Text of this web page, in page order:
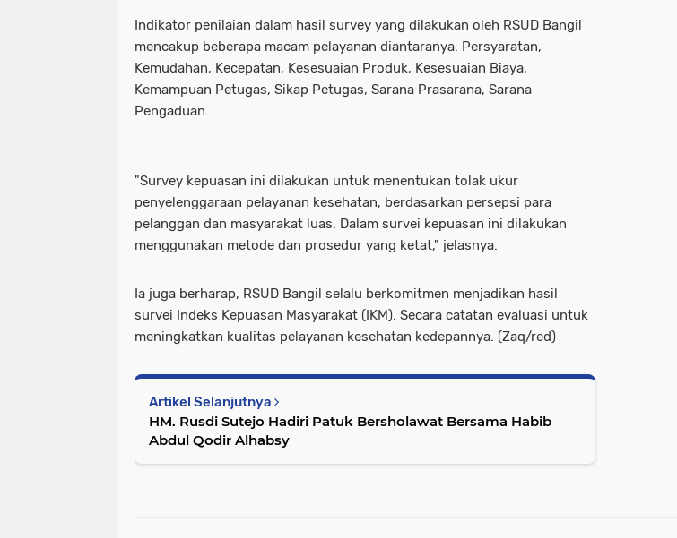
Indikator penilaian dalam hasil survey yang dilakukan oleh RSUD Bangil
mencakup beberapa macam pelayanan diantaranya. Persyaratan,
Kemudahan, Kecepatan, Kesesuaian Produk, Kesesuaian Biaya,
Kemampuan Petugas, Sikap Petugas, Sarana Prasarana, Sarana
Pengaduan.
"Survey kepuasan ini dilakukan untuk menentukan tolak ukur
penyelenggaraan pelayanan kesehatan, berdasarkan persepsi para
pelanggan dan masyarakat luas. Dalam survei kepuasan ini dilakukan
menggunakan metode dan prosedur yang ketat," jelasnya.
Ia juga berharap, RSUD Bangil selalu berkomitmen menjadikan hasil
survei Indeks Kepuasan Masyarakat (IKM). Secara catatan evaluasi untuk
meningkatkan kualitas pelayanan kesehatan kedepannya. (Zaq/red)
Artikel Selanjutnya
HM. Rusdi Sutejo Hadiri Patuk Bersholawat Bersama Habib
Abdul Qodir Alhabsy